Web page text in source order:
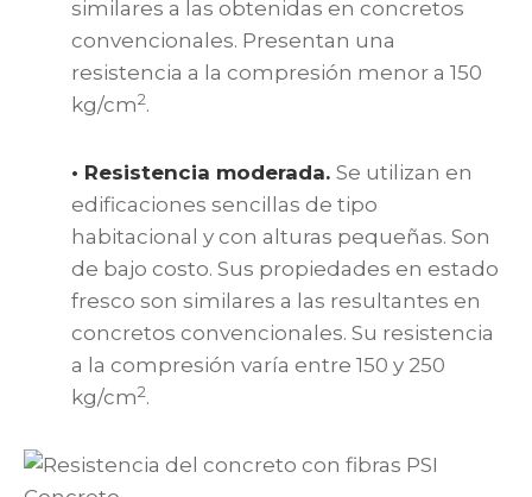
similares a las obtenidas en concretos
convencionales. Presentan una
resistencia a la compresión menor a 150
kg/cm2.
• Resistencia moderada. Se utilizan en
edificaciones sencillas de tipo
habitacional y con alturas pequeñas. Son
de bajo costo. Sus propiedades en estado
fresco son similares a las resultantes en
concretos convencionales. Su resistencia
a la compresión varía entre 150 y 250
kg/cm2.